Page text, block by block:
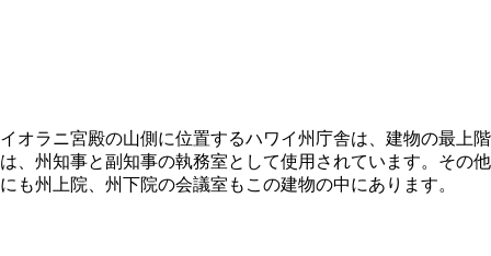
イオラニ宮殿の山側に位置するハワイ州庁舎は、建物の最上階
は、州知事と副知事の執務室として使用されています。その他
にも州上院、州下院の会議室もこの建物の中にあります。